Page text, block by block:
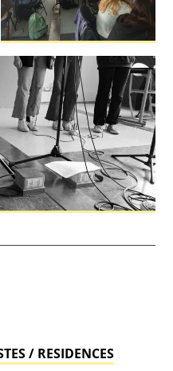
/ RESIDENCES